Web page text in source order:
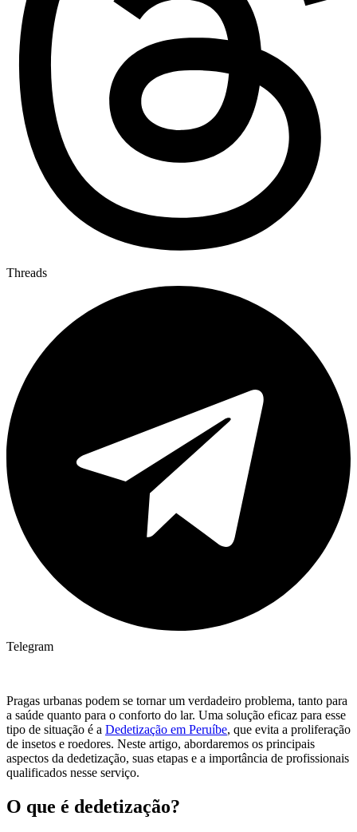
Threads
Telegram
Pragas urbanas podem se tornar um verdadeiro problema, tanto para
a saúde quanto para o conforto do lar. Uma solução eficaz para esse
tipo de situação é a Dedetização em Peruíbe, que evita a proliferação
de insetos e roedores. Neste artigo, abordaremos os principais
aspectos da dedetização, suas etapas e a importância de profissionais
qualificados nesse serviço.
O que é dedetização?